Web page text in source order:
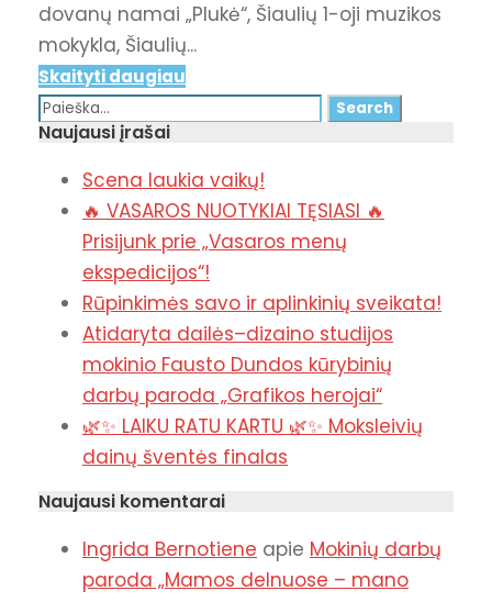
dovanų namai „Plukė“, Šiaulių 1-oji muzikos
mokykla, Šiaulių...
Skaityti daugiau
Naujausi įrašai
Scena laukia vaikų!
🔥 VASAROS NUOTYKIAI TĘSIASI 🔥
Prisijunk prie „Vasaros menų
ekspedicijos“!
Rūpinkimės savo ir aplinkinių sveikata!
Atidaryta dailės–dizaino studijos
mokinio Fausto Dundos kūrybinių
darbų paroda „Grafikos herojai“
🌿✨ LAIKU RATU KARTU 🌿✨ Moksleivių
dainų šventės finalas
Naujausi komentarai
Ingrida Bernotiene apie Mokinių darbų
paroda „Mamos delnuose – mano